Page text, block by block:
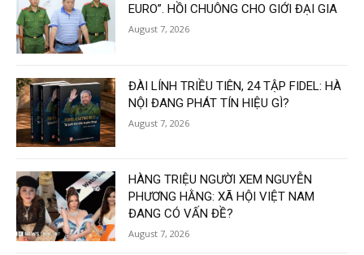
EURO”. HỒI CHUÔNG CHO GIỚI ĐẠI GIA
August 7, 2026
ĐÀI LÍNH TRIỀU TIÊN, 24 TẬP FIDEL: HÀ
NỘI ĐANG PHÁT TÍN HIỆU GÌ?
August 7, 2026
HÀNG TRIỆU NGƯỜI XEM NGUYỄN
PHƯƠNG HẰNG: XÃ HỘI VIỆT NAM
ĐANG CÓ VẤN ĐỀ?
August 7, 2026